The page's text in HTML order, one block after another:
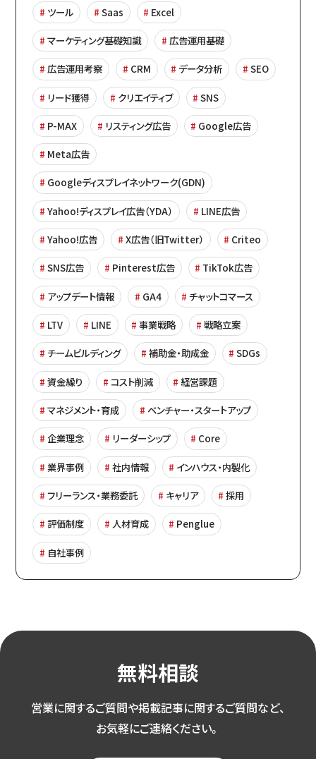
ツール Saas Excel
マーケティング基礎知識 広告運用基礎
広告運用考察 CRM データ分析 SEO
リード獲得 クリエイティブ SNS
P-MAX リスティング広告 Google広告
Meta広告
Googleディスプレイネットワーク(GDN)
Yahoo!ディスプレイ広告（YDA） LINE広告
Yahoo!広告 X広告（旧Twitter） Criteo
SNS広告 Pinterest広告 TikTok広告
アップデート情報 GA4 チャットコマース
LTV LINE 事業戦略 戦略立案
チームビルディング 補助金・助成金 SDGs
資金繰り コスト削減 経営課題
マネジメント・育成 ベンチャー・スタートアップ
企業理念 リーダーシップ Core
業界事例 社内情報 インハウス・内製化
フリーランス・業務委託 キャリア 採用
評価制度 人材育成 Penglue
自社事例
無料相談
営業に関するご質問や掲載記事に関するご質問など、
お気軽にご連絡ください。